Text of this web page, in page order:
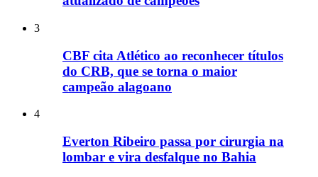
3
CBF cita Atlético ao reconhecer títulos
do CRB, que se torna o maior
campeão alagoano
4
Everton Ribeiro passa por cirurgia na
lombar e vira desfalque no Bahia